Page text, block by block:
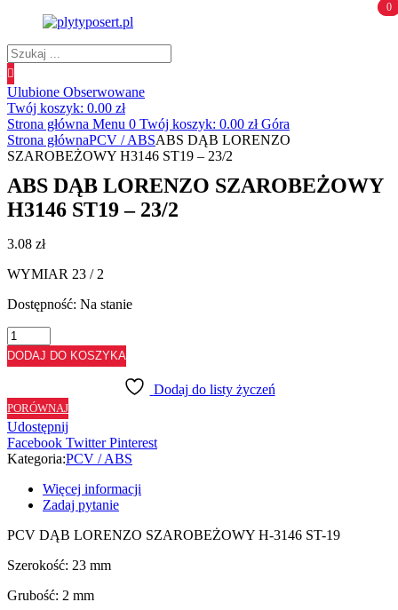
Wyszukiwanie
produktów
0
Ulubione Obserwowane
0
Twój koszyk: 0.00 zł
Strona główna Menu 0 Twój koszyk: 0.00 zł Góra
Strona głównaPCV / ABSABS DĄB LORENZO
SZAROBEŻOWY H3146 ST19 – 23/2
ABS DĄB LORENZO SZAROBEŻOWY
H3146 ST19 – 23/2
3.08 zł
WYMIAR 23 / 2
Dostępność: Na stanie
ilość
ABS
DĄB
SZAROBEŻOWY
H3146
ST19
-
23/2
DODAJ DO KOSZYKA
Dodaj do listy życzeń
PORÓWNAJ
Udostępnij
Facebook Twitter Pinterest
Kategoria:PCV / ABS
Więcej informacji
Zadaj pytanie
PCV DĄB LORENZO SZAROBEŻOWY H-3146 ST-19
Szerokość: 23 mm
Grubość: 2 mm